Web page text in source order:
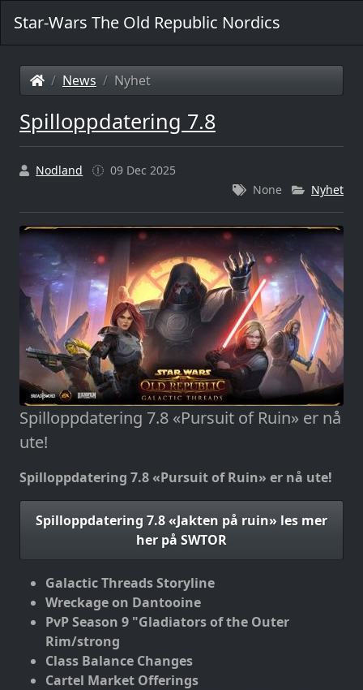
Star-Wars The Old Republic Nordics
News Nyhet
Spilloppdatering 7.8
Nodland
09 Dec 2025
None
Nyhet
Spilloppdatering 7.8 «Pursuit of Ruin» er nå
ute!
Spilloppdatering 7.8 «Pursuit of Ruin» er nå ute!
Spilloppdatering 7.8 «Jakten på ruin» les mer
her på SWTOR
Galactic Threads Storyline
Wreckage on Dantooine
PvP Season 9 "Gladiators of the Outer
Rim/strong
Class Balance Changes
Cartel Market Offerings